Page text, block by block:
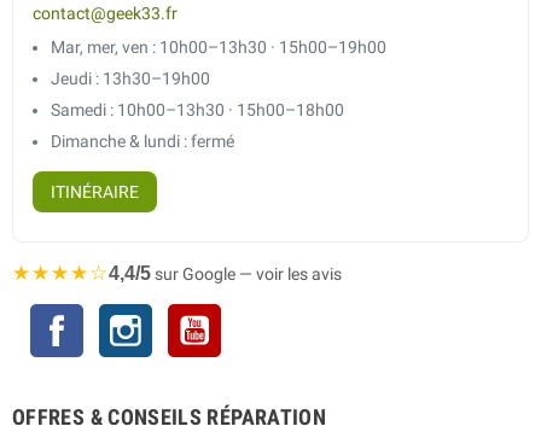
contact@geek33.fr
Mar, mer, ven : 10h00–13h30 · 15h00–19h00
Jeudi : 13h30–19h00
Samedi : 10h00–13h30 · 15h00–18h00
Dimanche & lundi : fermé
ITINÉRAIRE
★★★★☆4,4/5sur Google — voir les avis
Facebook Instagram
OFFRES & CONSEILS RÉPARATION